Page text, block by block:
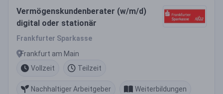
Vermögenskundenberater (w/m/d)
digital oder stationär
Frankfurter Sparkasse
Frankfurt am Main
Vollzeit
Teilzeit
Nachhaltiger Arbeitgeber Weiterbildungen